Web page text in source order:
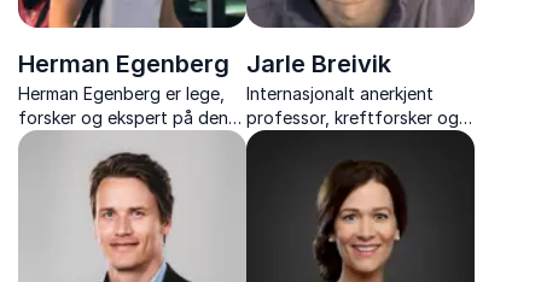
Herman Egenberg
Herman Egenberg er lege,
forsker og ekspert på den
revolusjonerende metoden
motiverende intervju.
Jarle Breivik
Internasjonalt anerkjent
professor, kreftforsker og
forfatter med inspirerende
og tankevekkende foredrag
om bioteknolog, KI, kreft,
aldring og meningen med